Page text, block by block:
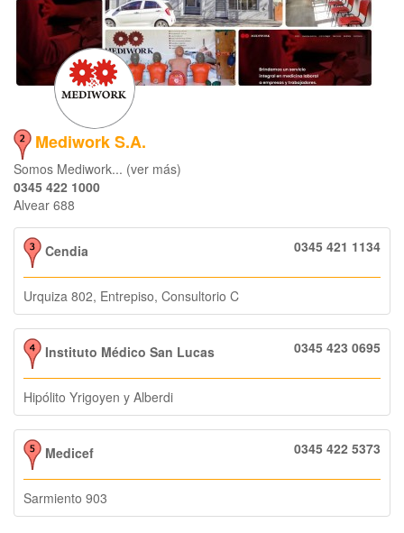
Mediwork S.A.
Somos Mediwork... (ver más)
0345 422 1000
Alvear 688
Cendia 0345 421 1134
Urquiza 802, Entrepiso, Consultorio C
Instituto Médico San Lucas 0345 423 0695
Hipólito Yrigoyen y Alberdi
Medicef 0345 422 5373
Sarmiento 903